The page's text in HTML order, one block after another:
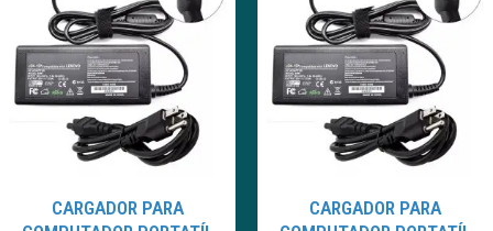
CARGADOR PARA
CARGADOR PARA